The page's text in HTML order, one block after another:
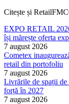
Citește și
EXPO RETAIL
își mărește oferta
7 august 2026
Cometex
retail din portofoliu
7 august 2026
Livrările de spații
forță în 2027
7 august 2026